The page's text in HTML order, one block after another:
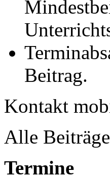
Beitrag.
Kontakt
Alle
Termine